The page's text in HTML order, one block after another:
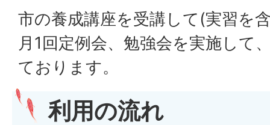
市の養成講座を受講して(実習を
月1回定例会、勉強会を実施して
ております。
利用の流れ